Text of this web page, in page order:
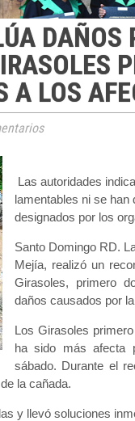
DAÑOS
A LOS
Las autoridades
lamentables ni se han
designados por los
Santo Domingo RD.
Mejía, realizó un
Girasoles, primero
daños causados por
Los Girasoles
ha sido más afecta
sábado. Durante el
la cañada.
y llevó soluciones